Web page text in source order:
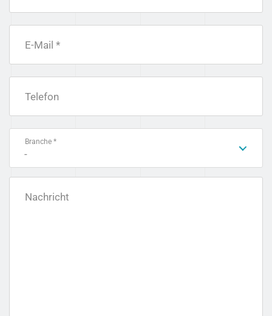
E-Mail *
Telefon
Branche *
-
Nachricht